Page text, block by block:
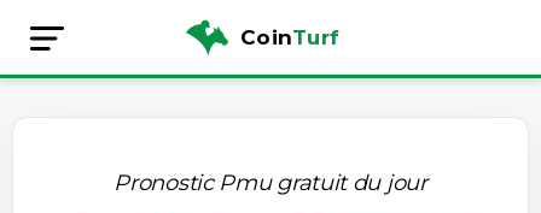
CoinTurf
Pronostic Pmu gratuit du jour